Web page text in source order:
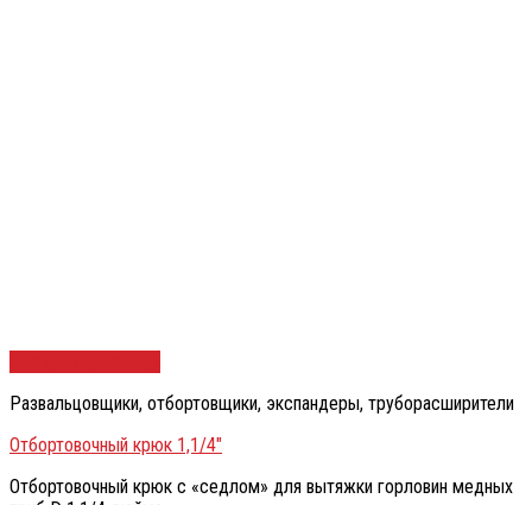
Развальцовщики, отбортовщики, экспандеры, труборасширители
Отбортовочный крюк 1,1/4″
Отбортовочный крюк с «седлом» для вытяжки горловин медных